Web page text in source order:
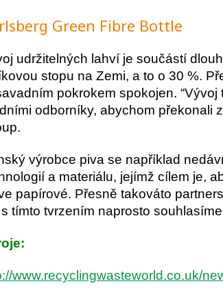
Green Fibre Bottle
udržitelných lahví je součástí
stopu na Zemi, a to o 30 %.
pokrokem spokojen.
odborníky, abychom překonali
výrobce piva se například
a materiálu, jejímž cílem je,
papírové. Přesně takováto
tímto tvrzením naprosto
www.recyclingwasteworld.co.uk/